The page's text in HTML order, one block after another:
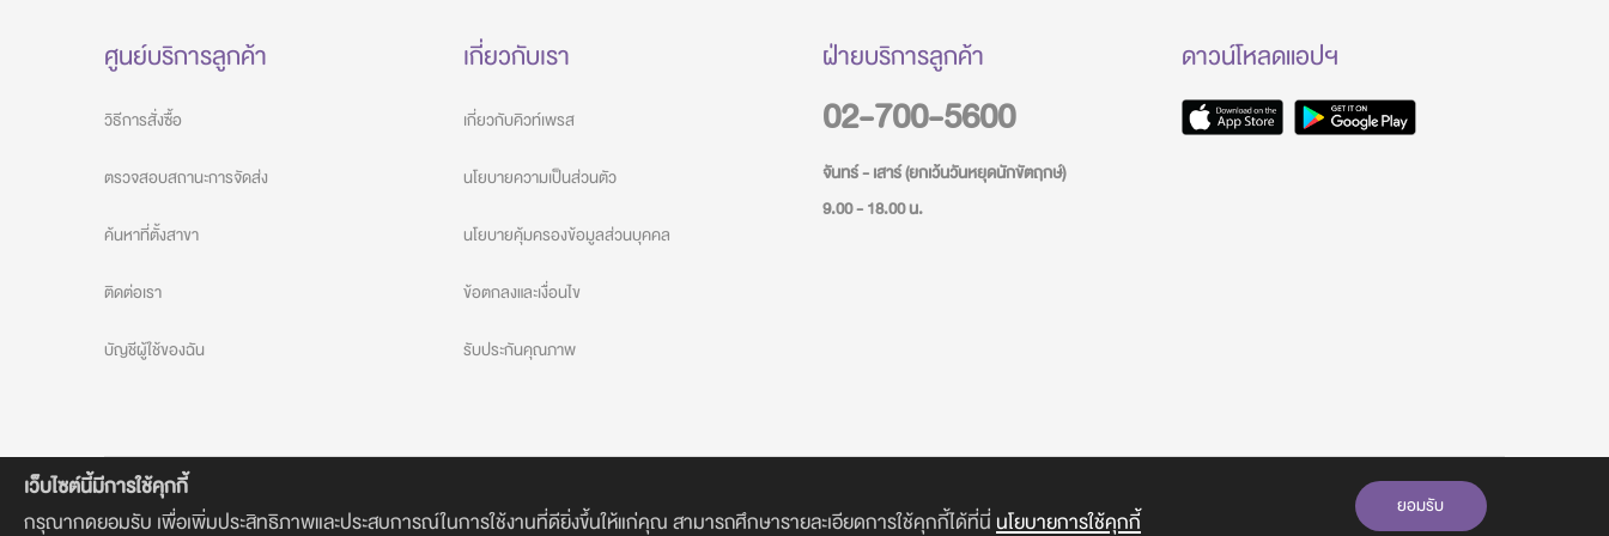
เว็บไซต์นี้มีการใช้คุกกี้
กรุณากดยอมรับ เพื่อเพิ่มประสิทธิภาพและประสบการณ์ในการใช้งานที่ดียิ่งขึ้นให้แก่คุณ สามารถศึกษารายละเอียดการใช้คุกกี้ได้ที่นี่นโยบายการใช้คุกกี้ ยอมรับ
ศูนย์บริการลูกค้า
วิธีการสั่งซื้อ
ตรวจสอบสถานะการจัดส่ง
ค้นหาที่ตั้งสาขา
ติดต่อเรา
บัญชีผู้ใช้ของฉัน
เกี่ยวกับเรา
เกี่ยวกับคิวท์เพรส
นโยบายความเป็นส่วนตัว
นโยบายคุ้มครองข้อมูลส่วนบุคคล
ข้อตกลงและเงื่อนไข
รับประกันคุณภาพ
ฝ่ายบริการลูกค้า
02-700-5600
จันทร์ - เสาร์ (ยกเว้นวันหยุดนักขัตฤกษ์)
9.00 - 18.00 น.
ดาวน์โหลดแอปฯ